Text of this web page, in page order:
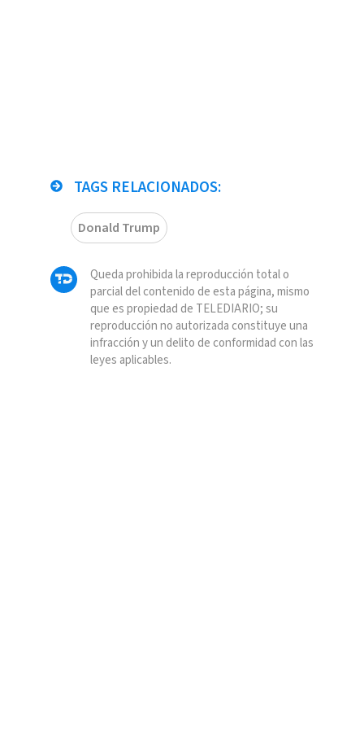
TAGS RELACIONADOS:
Donald Trump
Queda prohibida la reproducción total o
parcial del contenido de esta página, mismo
que es propiedad de TELEDIARIO; su
reproducción no autorizada constituye una
infracción y un delito de conformidad con las
leyes aplicables.